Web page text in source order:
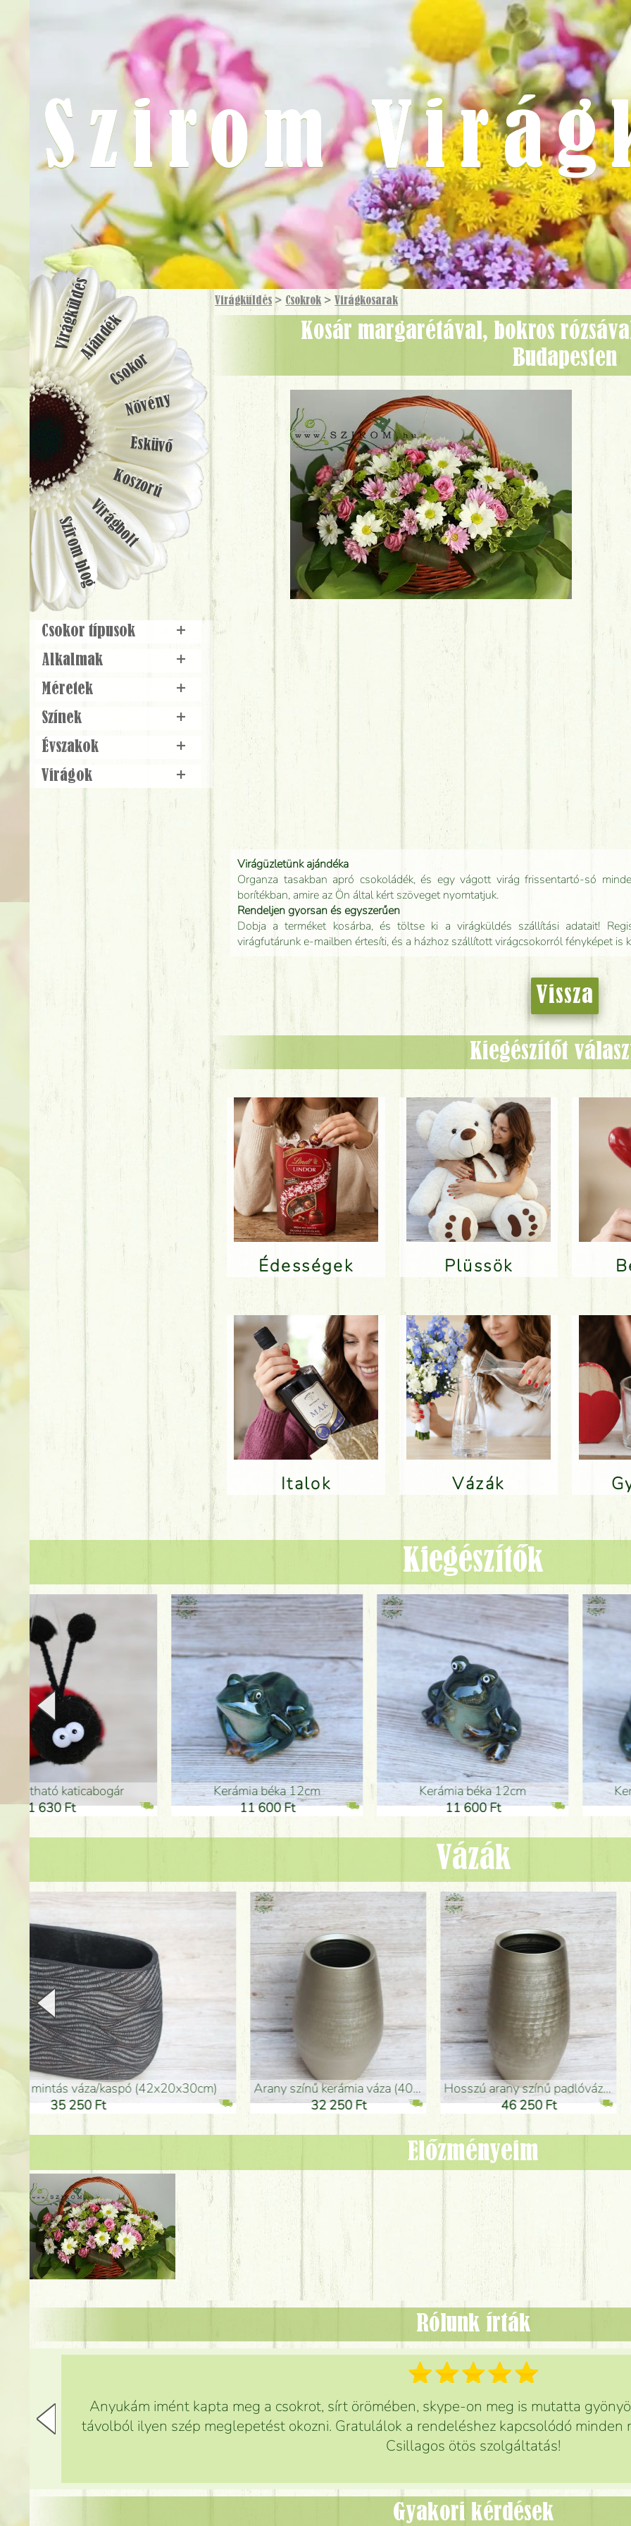
Virágküldés > Csokrok > Virág­kosarak
kosár margarétával, bokros rózsával (35cm) - Virágküldés
Budapesten
Virágüzletünk ajándéka
Organza tasakban apró csokoládék, és egy vágott virág frissentartó-só
borítékban, amire az Ön által kért szöveget nyomtatjuk.
Rendeljen gyorsan és egyszerűen
Dobja a terméket kosárba, és töltse ki a virágküldés szállítási adatait!
virágfutárunk e-mailben értesíti, és a házhoz szállított virágcsokorról fényképet is
Vissza
Kiegészítőt
Édességek Plüssök
Italok Vázák
Szirom
VirágküldésAjándék
Csokor
Növény
Esküvő
Koszorú
Virágbolt
Szirom blog
Csokor típusok
+
Alkalmak
+
Méretek
+
Színek
+
Évszakok
+
Virágok
+
Kiegészítők
Kerámia béka 12cm
11 600 Ft
Kerámia béka 12cm
11 600 Ft
Kerámia béka 12cm
11 600 Ft
Vázák
arany színű kerámia váza (40x26cm)
32 250 Ft
hosszú arany színű padlóváza (50x29cm)
46 250 Ft
fekete design váza (15x20cm)
11 250 Ft
Előzményeim
Rólunk írták
Anyukám imént kapta meg a csokrot, sírt örömében, skype-on meg is mutatta
távolból ilyen szép meglepetést okozni. Gratulálok a rendeléshez kapcsolódó minden
Csillagos ötös szolgáltatás!
Gyakori kérdések